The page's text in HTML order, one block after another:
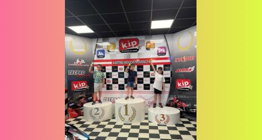
meilleur de la machine à ce moment là. Sur cet exercice
Leo Marie s’en est bien débrouillé et se retrouve premier
au classement Général. Le 2è est Romeo Mekideche et
le 3è Marley Ria.
En catégorie plus de 11 ans;